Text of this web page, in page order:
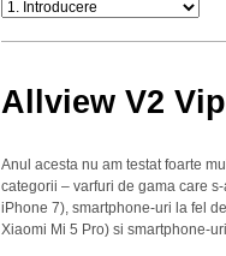
Allview V2
Anul acesta nu am testat foarte
categorii – varfuri de gama care
iPhone 7), smartphone-uri la fel
Xiaomi Mi 5 Pro) si smartphone-